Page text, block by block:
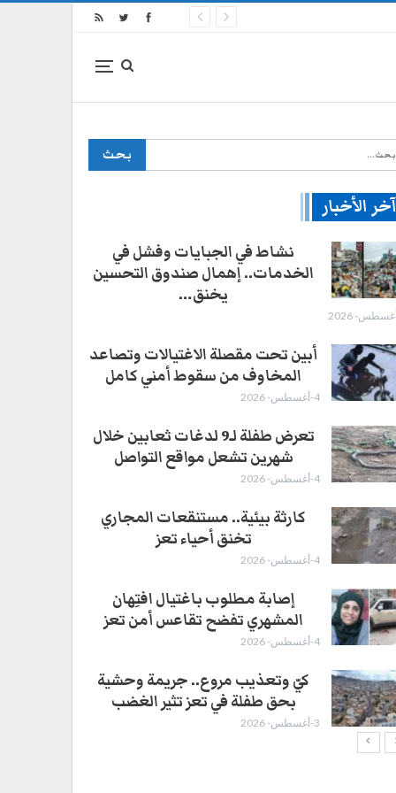
آخر الأخبار
نشاط في الجبايات وفشل في
الخدمات.. إهمال صندوق التحسين
يخنق…
أبين تحت مقصلة الاغتيالات وتصاعد
المخاوف من سقوط أمني كامل
4-أغسطس- 2026
تعرض طفلة لـ9 لدغات ثعابين خلال
شهرين تشعل مواقع التواصل
4-أغسطس- 2026
كارثة بيئية.. مستنقعات المجاري
تخنق أحياء تعز
4-أغسطس- 2026
إصابة مطلوب باغتيال افتِهان
المشهري تفضح تقاعس أمن تعز
4-أغسطس- 2026
كيّ وتعذيب مروع.. جريمة وحشية
بحق طفلة في تعز تثير الغضب
3-أغسطس- 2026